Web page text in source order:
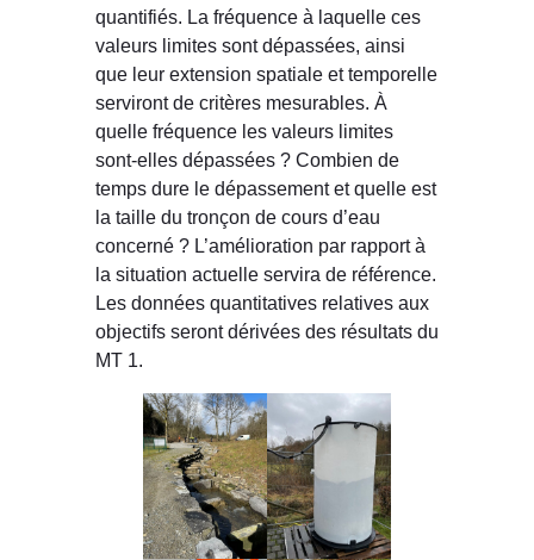
quantifiés. La fréquence à laquelle ces
valeurs limites sont dépassées, ainsi
que leur extension spatiale et temporelle
serviront de critères mesurables. À
quelle fréquence les valeurs limites
sont-elles dépassées ? Combien de
temps dure le dépassement et quelle est
la taille du tronçon de cours d’eau
concerné ? L’amélioration par rapport à
la situation actuelle servira de référence.
Les données quantitatives relatives aux
objectifs seront dérivées des résultats du
MT 1.